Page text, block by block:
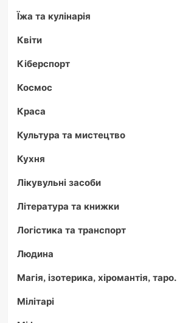
Їжа та кулінарія
Квіти
Кіберспорт
Космос
Краса
Культура та мистецтво
Кухня
Лікувульні засоби
Література та книжки
Логістика та транспорт
Людина
Магія, ізотерика, хіромантія, таро.
Мілітарі